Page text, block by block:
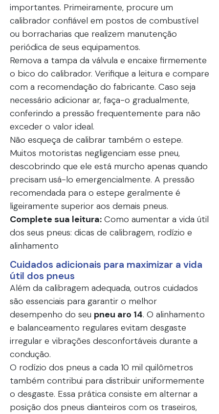
importantes. Primeiramente, procure um
calibrador confiável em postos de combustível
ou borracharias que realizem manutenção
periódica de seus equipamentos.
Remova a tampa da válvula e encaixe firmemente
o bico do calibrador. Verifique a leitura e compare
com a recomendação do fabricante. Caso seja
necessário adicionar ar, faça-o gradualmente,
conferindo a pressão frequentemente para não
exceder o valor ideal.
Não esqueça de calibrar também o estepe.
Muitos motoristas negligenciam esse pneu,
descobrindo que ele está murcho apenas quando
precisam usá-lo emergencialmente. A pressão
recomendada para o estepe geralmente é
ligeiramente superior aos demais pneus.
Complete sua leitura: Como aumentar a vida útil
dos seus pneus: dicas de calibragem, rodízio e
alinhamento
Cuidados adicionais para maximizar a vida
útil dos pneus
Além da calibragem adequada, outros cuidados
são essenciais para garantir o melhor
desempenho do seu pneu aro 14. O alinhamento
e balanceamento regulares evitam desgaste
irregular e vibrações desconfortáveis durante a
condução.
O rodízio dos pneus a cada 10 mil quilômetros
também contribui para distribuir uniformemente
o desgaste. Essa prática consiste em alternar a
posição dos pneus dianteiros com os traseiros,